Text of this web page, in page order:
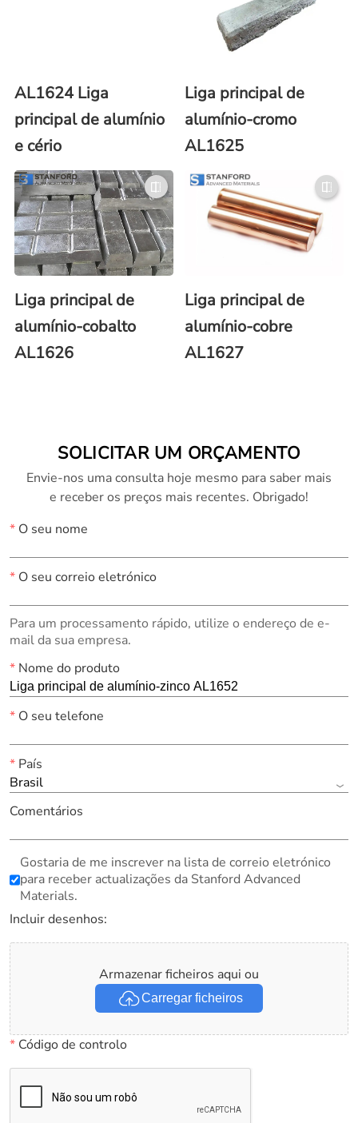
AL1624 Liga
principal de alumínio
e cério
Liga principal de
alumínio-cromo
AL1625
Liga principal de
alumínio-cobalto
AL1626
Liga principal de
alumínio-cobre
AL1627
SOLICITAR UM ORÇAMENTO
Envie-nos uma consulta hoje mesmo para saber mais
e receber os preços mais recentes. Obrigado!
*O seu nome
*O seu correio eletrónico
Para um processamento rápido, utilize o endereço de e-
mail da sua empresa.
*Nome do produto
*O seu telefone
*País
Brasil
Comentários
Gostaria de me inscrever na lista de correio eletrónico
para receber actualizações da Stanford Advanced
Materials.
Incluir desenhos:
Armazenar ficheiros aqui ou
Carregar ficheiros
*Código de controlo